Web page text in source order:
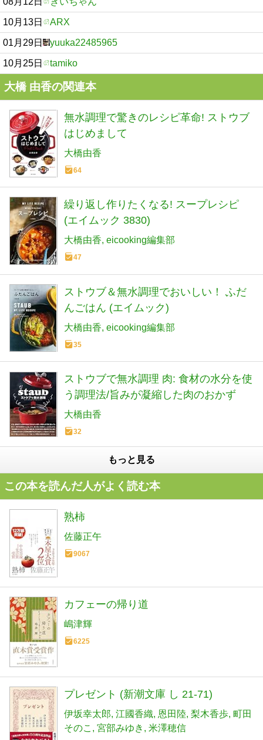
10月13日 ARX
01月29日 yuuka22485965
10月25日 tamiko
大橋 由香の関連本
無水調理で驚きのレシピ革命! ストウブ
はじめまして
大橋由香
64
繰り返し作りたくなる! スープレシピ
(エイムック 3830)
大橋由香 eicooking編集部
47
ストウブ＆無水調理でおいしい！ ふだ
んごはん (エイムック)
大橋由香 eicooking編集部
35
ストウブで無水調理 肉: 食材の水分を使
う調理法/旨みが凝縮した肉のおかず
大橋由香
32
もっと見る
この本を読んだ人がよく読む本
熟柿
佐藤正午
9067
カフェーの帰り道
嶋津輝
6225
プレゼント (新潮文庫 し 21-71)
伊坂幸太郎 江國香織 恩田陸 梨木香歩 町田
そのこ
宮部みゆき 米澤穂信